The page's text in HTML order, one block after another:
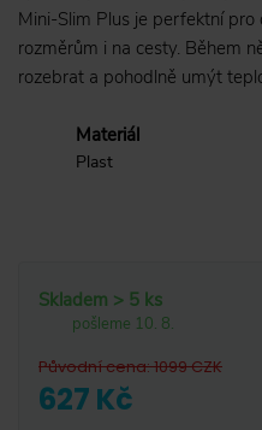
Mini-Slim Plus je perfektní
rozměrům i na cesty. Během
rozebrat a pohodlně umýt
Materiál
Plast
Skladem > 5 ks
pošleme 10. 8.
Původní cena:1099CZK
627 Kč